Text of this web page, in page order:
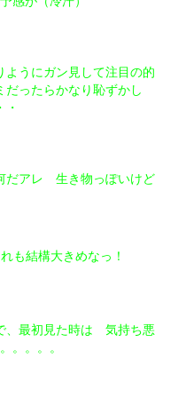
ようにガン見して注目の的
だったらかなり恥ずかし
・
だアレ 生き物っぽいけど
も結構大きめなっ！
、最初見た時は 気持ち悪
。。。。